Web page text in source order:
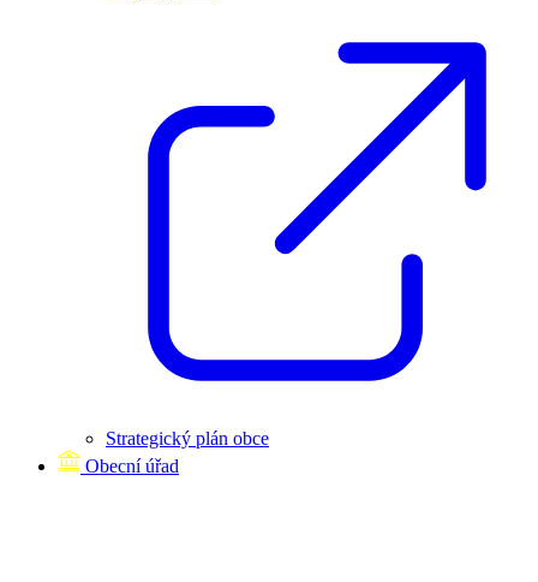
Strategický plán obce
Obecní úřad